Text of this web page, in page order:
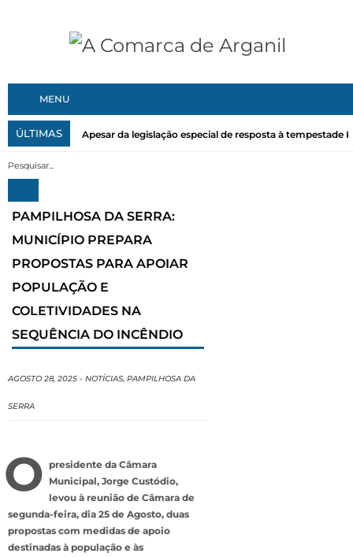
MENU
ÚLTIMAS Apesar da legislação especial de resposta à tempestade
PAMPILHOSA DA SERRA:
MUNICÍPIO PREPARA
PROPOSTAS PARA APOIAR
POPULAÇÃO E
COLETIVIDADES NA
SEQUÊNCIA DO INCÊNDIO
AGOSTO 28, 2025 - NOTÍCIAS, PAMPILHOSA DA
SERRA
O presidente da Câmara
Municipal, Jorge Custódio,
levou à reunião de Câmara de
segunda-feira, dia 25 de Agosto, duas
propostas com medidas de apoio
destinadas à população e às